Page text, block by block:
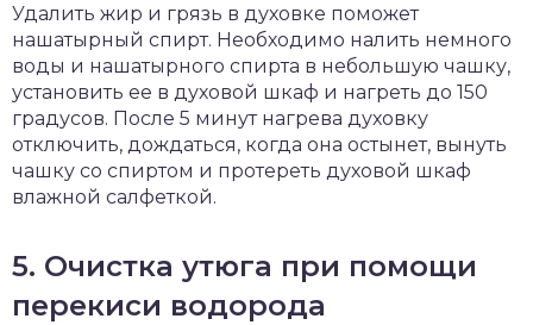
Удалить жир и грязь в духовке поможет
нашатырный спирт. Необходимо налить немного
воды и нашатырного спирта в небольшую чашку,
установить ее в духовой шкаф и нагреть до 150
градусов. После 5 минут нагрева духовку
отключить, дождаться, когда она остынет, вынуть
чашку со спиртом и протереть духовой шкаф
влажной салфеткой.
5. Очистка утюга при помощи
перекиси водорода